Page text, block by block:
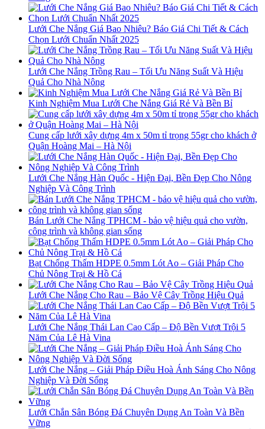
Lưới Che Nắng Giá Bao Nhiêu? Báo Giá Chi Tiết & Cách
Chọn Lưới Chuẩn Nhất 2025
Lưới Che Nắng Trồng Rau – Tối Ưu Năng Suất Và Hiệu
Quả Cho Nhà Nông
Kinh Nghiệm Mua Lưới Che Nắng Giá Rẻ Và Bền Bỉ
Cung cấp lưới xây dựng 4m x 50m tỉ trọng 55gr cho khách ở
Quận Hoàng Mai – Hà Nội
Lưới Che Nắng Hàn Quốc - Hiện Đại, Bền Đẹp Cho Nông
Nghiệp Và Công Trình
Bán Lưới Che Nắng TPHCM - bảo vệ hiệu quả cho vườn,
công trình và không gian sống
Bạt Chống Thấm HDPE 0.5mm Lót Ao – Giải Pháp Cho
Chủ Nông Trại & Hồ Cá
Lưới Che Nắng Cho Rau – Bảo Vệ Cây Trồng Hiệu Quả
Lưới Che Nắng Thái Lan Cao Cấp – Độ Bền Vượt Trội 5
Năm Của Lê Hà Vina
Lưới Che Nắng – Giải Pháp Điều Hoà Ánh Sáng Cho Nông
Nghiệp Và Đời Sống
Lưới Chắn Sân Bóng Đá Chuyên Dụng An Toàn Và Bền
Vững